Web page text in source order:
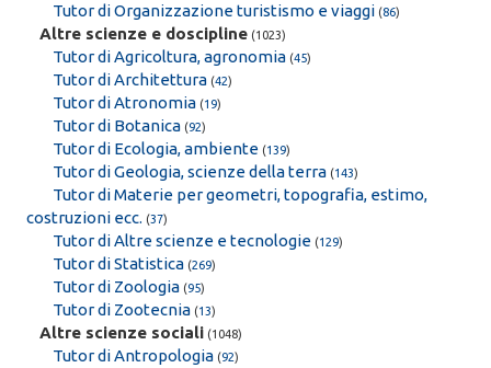
Tutor di Organizzazione turistismo e viaggi (86)
Altre scienze e doscipline (1023)
Tutor di Agricoltura, agronomia (45)
Tutor di Architettura (42)
Tutor di Atronomia (19)
Tutor di Botanica (92)
Tutor di Ecologia, ambiente (139)
Tutor di Geologia, scienze della terra (143)
Tutor di Materie per geometri, topografia, estimo,
costruzioni ecc. (37)
Tutor di Altre scienze e tecnologie (129)
Tutor di Statistica (269)
Tutor di Zoologia (95)
Tutor di Zootecnia (13)
Altre scienze sociali (1048)
Tutor di Antropologia (92)